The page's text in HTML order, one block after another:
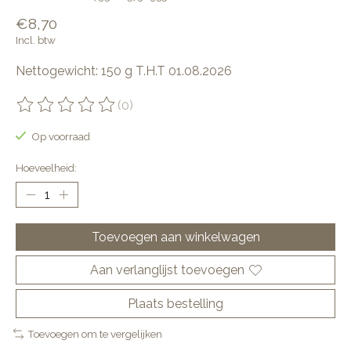
€8,70
Incl. btw
Nettogewicht: 150 g T.H.T 01.08.2026
De beoordeling van dit product is
(0)
Op voorraad
Hoeveelheid:
Toevoegen aan winkelwagen
Aan verlanglijst toevoegen
Plaats bestelling
Toevoegen om te vergelijken